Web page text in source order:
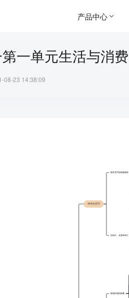
产品中心
一单元生活与消费
08-23 14:38:09
神奇的货币
揭开货币的神秘面纱
信用卡、支票和外汇
影响价格的因素